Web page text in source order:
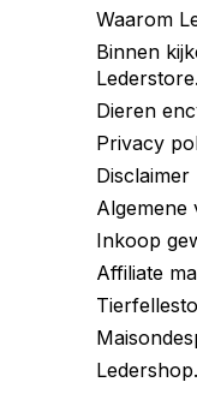
Waarom
Binnen
Dieren
Privacy
Disclaimer
Algemene
Inkoop
Affiliate